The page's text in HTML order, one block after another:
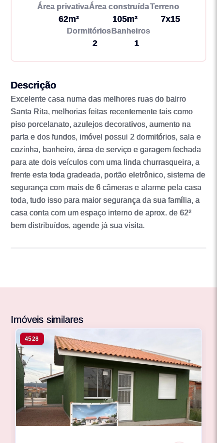
Área privativa
62m²
Área construída
105m²
Terreno
7x15
Dormitórios
2
Banheiros
1
Descrição
Excelente casa numa das melhores ruas do bairro
Santa Rita, melhorias feitas recentemente tais como
piso porcelanato, azulejos decorativos, aumento na
parta e dos fundos, imóvel possui 2 dormitórios, sala e
cozinha, banheiro, área de serviço e garagem fechada
para ate dois veículos com uma linda churrasqueira, a
frente esta toda gradeada, portão eletrônico, sistema de
segurança com mais de 6 câmeras e alarme pela casa
toda, tudo isso para maior segurança da sua família, a
casa conta com um espaço interno de aprox. de 62²
bem distribuídos, agende já sua visita.
Imóveis similares
4528